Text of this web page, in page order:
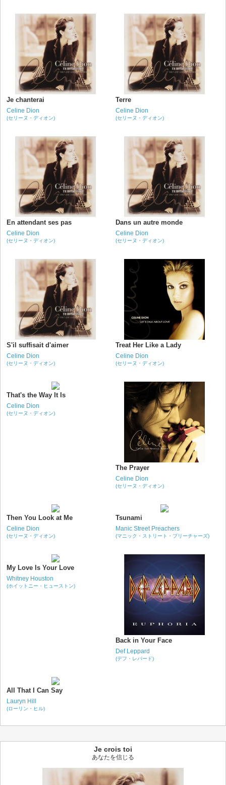
Je chanterai
Celine Dion
(セリーヌ・ディオン)
Terre
Celine Dion
(セリーヌ・ディオン)
En attendant ses pas
Celine Dion
(セリーヌ・ディオン)
Dans un autre monde
Celine Dion
(セリーヌ・ディオン)
S'il suffisait d'aimer
Celine Dion
(セリーヌ・ディオン)
Treat Her Like a Lady
Celine Dion
(セリーヌ・ディオン)
That's the Way It Is
Celine Dion
(セリーヌ・ディオン)
The Prayer
Celine Dion
(セリーヌ・ディオン)
Then You Look at Me
Celine Dion
(セリーヌ・ディオン)
Tsunami
Manic Street Preachers
(マニック・ストリート・プリーチャーズ)
My Love Is Your Love
Whitney Houston
(ホイットニー・ヒューストン)
Back in Your Face
Def Leppard
(デフ・レパード)
All That I Can Say
Lauryn Hill
(ローリン・ヒル)
Je crois toi
あなたを信じる